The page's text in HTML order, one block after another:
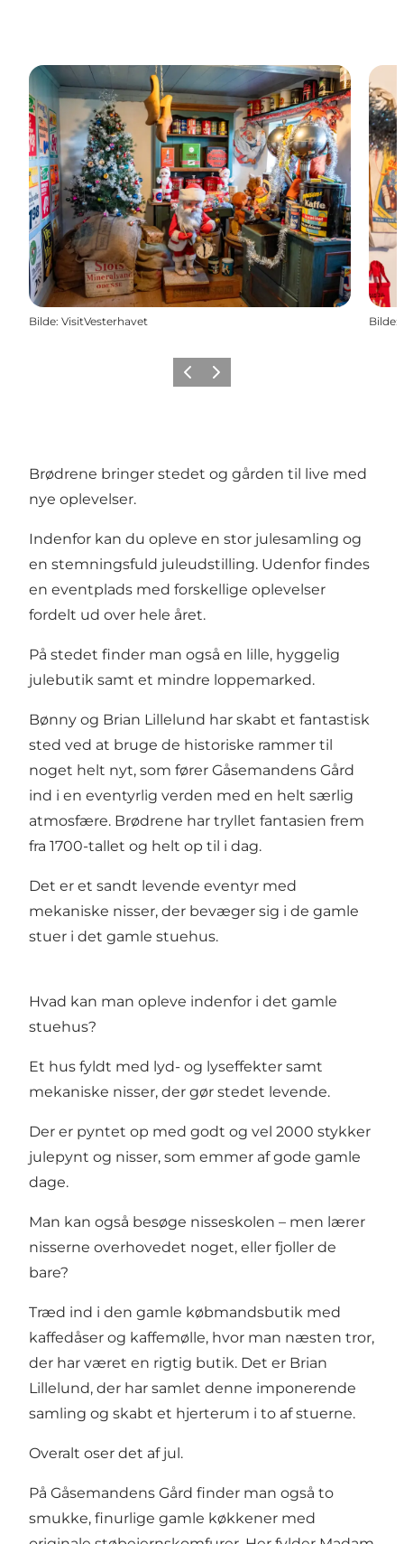
Bilde: VisitVesterhavet Bilde:
ForrigeNeste
Brødrene bringer stedet og gården til live med
nye oplevelser.
Indenfor kan du opleve en stor julesamling og
en stemningsfuld juleudstilling. Udenfor findes
en eventplads med forskellige oplevelser
fordelt ud over hele året.
På stedet finder man også en lille, hyggelig
julebutik samt et mindre loppemarked.
Bønny og Brian Lillelund har skabt et fantastisk
sted ved at bruge de historiske rammer til
noget helt nyt, som fører Gåsemandens Gård
ind i en eventyrlig verden med en helt særlig
atmosfære. Brødrene har tryllet fantasien frem
fra 1700-tallet og helt op til i dag.
Det er et sandt levende eventyr med
mekaniske nisser, der bevæger sig i de gamle
stuer i det gamle stuehus.
Hvad kan man opleve indenfor i det gamle
stuehus?
Et hus fyldt med lyd- og lyseffekter samt
mekaniske nisser, der gør stedet levende.
Der er pyntet op med godt og vel 2000 stykker
julepynt og nisser, som emmer af gode gamle
dage.
Man kan også besøge nisseskolen – men lærer
nisserne overhovedet noget, eller fjoller de
bare?
Træd ind i den gamle købmandsbutik med
kaffedåser og kaffemølle, hvor man næsten tror,
der har været en rigtig butik. Det er Brian
Lillelund, der har samlet denne imponerende
samling og skabt et hjerterum i to af stuerne.
Overalt oser det af jul.
På Gåsemandens Gård finder man også to
smukke, finurlige gamle køkkener med